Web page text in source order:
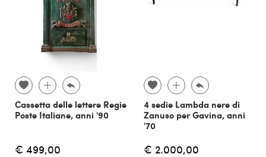
Cassetta delle lettere Regie
Poste Italiane, anni '90
€ 499,00
4 sedie Lambda nere di
Zanuso per Gavina, anni
'70
€ 2.000,00